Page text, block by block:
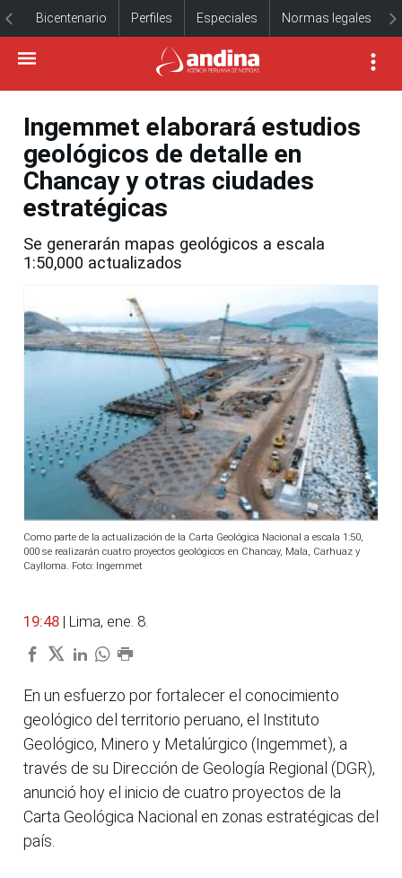
Bicentenario Perfiles Especiales Normas legales
Ingemmet elaborará estudios
geológicos de detalle en
Chancay y otras ciudades
estratégicas
Se generarán mapas geológicos a escala
1:50,000 actualizados
Como parte de la actualización de la Carta Geológica Nacional a escala 1:50,
000 se realizarán cuatro proyectos geológicos en Chancay, Mala, Carhuaz y
Caylloma. Foto: Ingemmet
19:48 | Lima, ene. 8.
En un esfuerzo por fortalecer el conocimiento
geológico del territorio peruano, el Instituto
Geológico, Minero y Metalúrgico (Ingemmet), a
través de su Dirección de Geología Regional (DGR),
anunció hoy el inicio de cuatro proyectos de la
Carta Geológica Nacional en zonas estratégicas del
país.